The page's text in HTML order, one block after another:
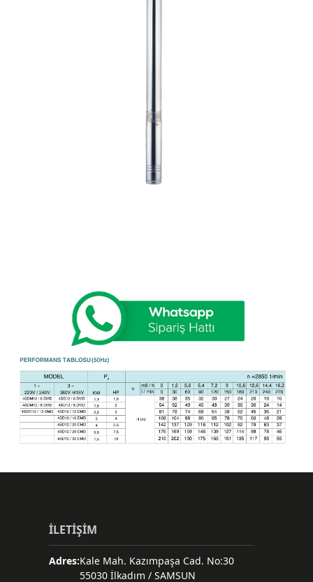
İLETİŞİM
Adres:Kale Mah. Kazımpaşa Cad. No:30
55030 İlkadım / SAMSUN